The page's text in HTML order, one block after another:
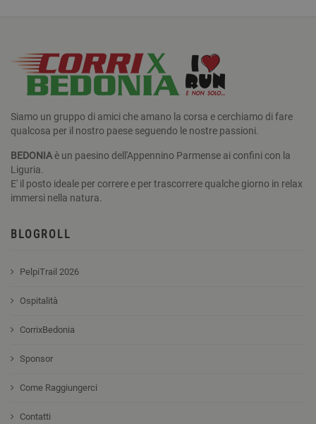
Siamo un gruppo di amici che amano la corsa e cerchiamo di fare
qualcosa per il nostro paese seguendo le nostre passioni.
BEDONIA è un paesino dell'Appennino Parmense ai confini con la
Liguria.
E' il posto ideale per correre e per trascorrere qualche giorno in relax
immersi nella natura.
BLOGROLL
PelpiTrail 2026
Ospitalità
CorrixBedonia
Sponsor
Come Raggiungerci
Contatti